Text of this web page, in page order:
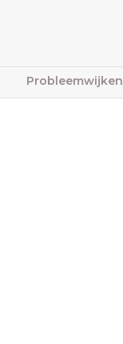
Probleemwijken